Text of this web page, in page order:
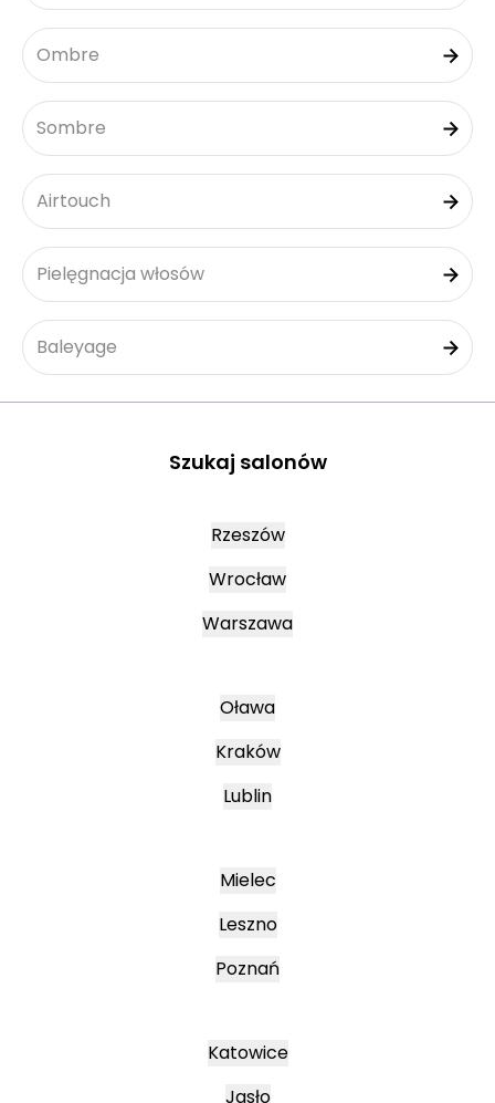
Ombre
Sombre
Airtouch
Pielęgnacja włosów
Baleyage
Szukaj salonów
Rzeszów
Wrocław
Warszawa
Oława
Kraków
Lublin
Mielec
Leszno
Poznań
Katowice
Jasło